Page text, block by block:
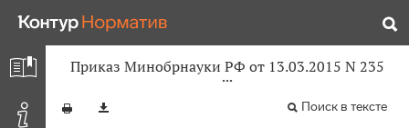
Приказ Минобрнауки РФ от 13.03.2015 N 235
Поиск в тексте